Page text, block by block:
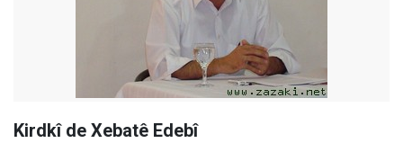
Kirdkî de Xebatê Edebî